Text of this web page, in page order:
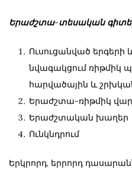
Երաժշտա-տեսական
Ուսուցանված երգերի
նվագակցում ռիթմիկ
հարվածային և
Երաժշտա-ռիթմիկ
Երաժշտական խաղեր
Ունկնդրում
Երկրորդ, երրորդ